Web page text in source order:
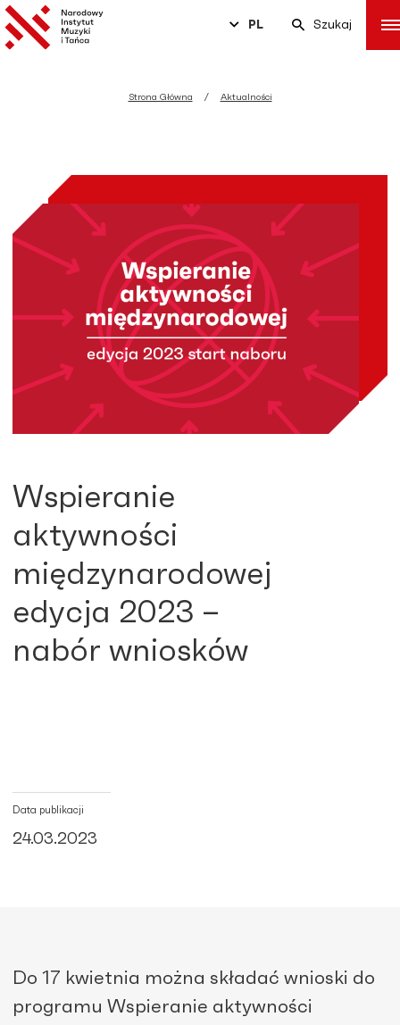
PL Szukaj
Strona Główna Aktualności
Wspieranie
aktywności
międzynarodowej
edycja 2023 –
nabór wniosków
Data publikacji
24.03.2023
Do 17 kwietnia można składać wnioski do
programu Wspieranie aktywności